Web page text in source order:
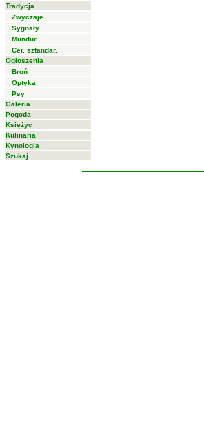
Tradycja
Zwyczaje
Sygnały
Mundur
Cer. sztandar.
Ogłoszenia
Broń
Optyka
Psy
Galeria
Pogoda
Księżyc
Kulinaria
Kynologia
Szukaj